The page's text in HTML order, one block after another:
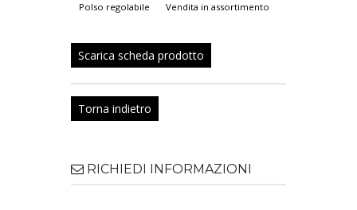
polso regolabile vendita in assortimento
Scarica scheda prodotto
Torna indietro
RICHIEDI INFORMAZIONI